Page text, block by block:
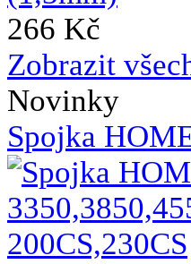
266 Kč
Zobrazit
Novinky
Spojka